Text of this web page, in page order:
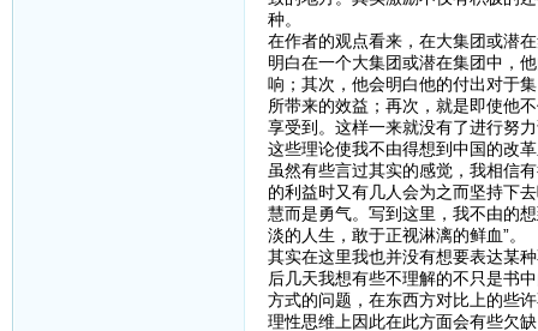
种。
在作者的观点看来，在大集团或潜
明白在一个大集团或潜在集团中，
响；其次，他会明白他的付出对于
所带来的效益；再次，就是即使他
享受到。这样一来就没有了进行努
这些理论使我不由得想到中国的改
虽然有些言过其实的感觉，我相信
的利益时又有几人会为之而坚持下
慧而是勇气。写到这里，我不由的
淡的人生，敢于正视淋漓的鲜血”。
其实在这里我也并没有想要表达某
后几天我想有些不理解的不只是书
方式的问题，在东西方对比上的些
理性思维上因此在此方面会有些欠